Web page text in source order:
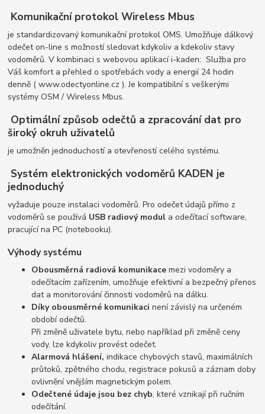
Komunikační protokol Wireless Mbus
je standardizovaný komunikační protokol OMS. Umožňuje dálkový
odečet on-line s možností sledovat kdykoliv a kdekoliv stavy
vodoměrů. V kombinaci s webovou aplikací i-kaden: Služba pro
Váš komfort a přehled o spotřebách vody a energií 24 hodin
denně ( www.odectyonline.cz ). Je kompatibilní s veškerými
systémy OSM / Wireless Mbus.
Optimální způsob odečtů a zpracování dat pro
široký okruh uživatelů
je umožněn jednoduchostí a otevřeností celého systému.
Systém elektronických vodoměrů KADEN je
jednoduchý
vyžaduje pouze instalaci vodoměrů. Pro odečet údajů přímo z
vodoměrů se používá USB radiový modul a odečítací software,
pracující na PC (notebooku).
Výhody systému
Obousměrná radiová komunikace mezi vodoměry a
odečítacím zařízením, umožňuje efektivní a bezpečný přenos
dat a monitorování činnosti vodoměrů na dálku.
Díky obousměrné komunikaci není závislý na určeném
období odečtů.
Při změně uživatele bytu, nebo například při změně ceny
vody, lze kdykoliv provést odečet.
Alarmová hlášení, indikace chybových stavů, maximálních
průtoků, zpětného chodu, registrace pokusů a záznam doby
ovlivnění vnějším magnetickým polem.
Odečtené údaje jsou bez chyb, které vznikají při ručním
odečítání.